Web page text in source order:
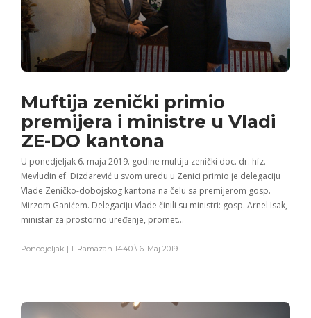
Muftija zenički primio
premijera i ministre u Vladi
ZE-DO kantona
U ponedjeljak 6. maja 2019. godine muftija zenički doc. dr. hfz.
Mevludin ef. Dizdarević u svom uredu u Zenici primio je delegaciju
Vlade Zeničko-dobojskog kantona na čelu sa premijerom gosp.
Mirzom Ganićem. Delegaciju Vlade činili su ministri: gosp. Arnel Isak,
ministar za prostorno uređenje, promet…
Ponedjeljak | 1. Ramazan 1440 \ 6. Maj 2019